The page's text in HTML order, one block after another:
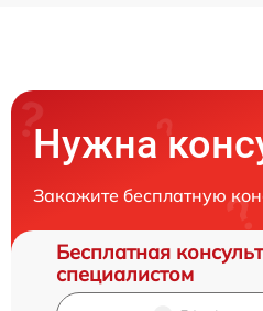
Нужна
Закажите бесплатную
Бесплатная
специалистом